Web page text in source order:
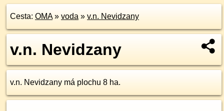
Cesta: OMA» voda » v.n. Nevidzany
v.n. Nevidzany
v.n. Nevidzany má plochu 8 ha.